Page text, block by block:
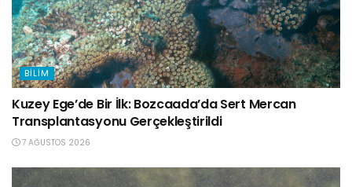
BILIM
Kuzey Ege’de Bir İlk: Bozcaada’da Sert Mercan
Transplantasyonu Gerçekleştirildi
7 AĞUSTOS 2026